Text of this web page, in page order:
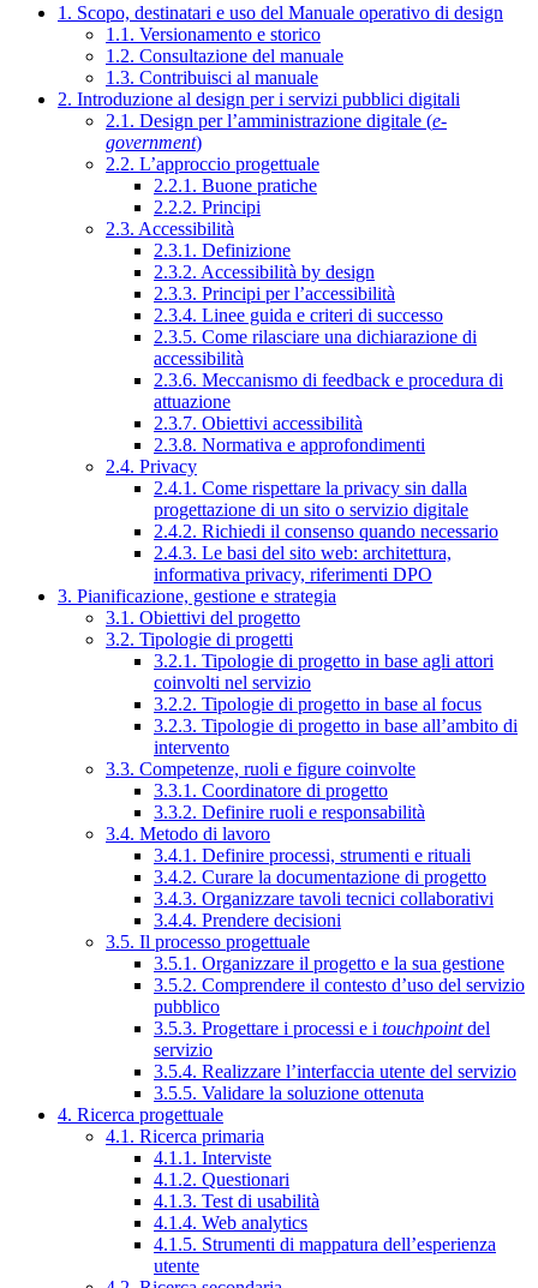
1. Scopo, destinatari e uso del Manuale operativo di design
1.1. Versionamento e storico
1.2. Consultazione del manuale
1.3. Contribuisci al manuale
2. Introduzione al design per i servizi pubblici digitali
2.1. Design per l’amministrazione digitale (e-
government)
2.2. L’approccio progettuale
2.2.1. Buone pratiche
2.2.2. Principi
2.3. Accessibilità
2.3.1. Definizione
2.3.2. Accessibilità by design
2.3.3. Principi per l’accessibilità
2.3.4. Linee guida e criteri di successo
2.3.5. Come rilasciare una dichiarazione di
accessibilità
2.3.6. Meccanismo di feedback e procedura di
attuazione
2.3.7. Obiettivi accessibilità
2.3.8. Normativa e approfondimenti
2.4. Privacy
2.4.1. Come rispettare la privacy sin dalla
progettazione di un sito o servizio digitale
2.4.2. Richiedi il consenso quando necessario
2.4.3. Le basi del sito web: architettura,
informativa privacy, riferimenti DPO
3. Pianificazione, gestione e strategia
3.1. Obiettivi del progetto
3.2. Tipologie di progetti
3.2.1. Tipologie di progetto in base agli attori
coinvolti nel servizio
3.2.2. Tipologie di progetto in base al focus
3.2.3. Tipologie di progetto in base all’ambito di
intervento
3.3. Competenze, ruoli e figure coinvolte
3.3.1. Coordinatore di progetto
3.3.2. Definire ruoli e responsabilità
3.4. Metodo di lavoro
3.4.1. Definire processi, strumenti e rituali
3.4.2. Curare la documentazione di progetto
3.4.3. Organizzare tavoli tecnici collaborativi
3.4.4. Prendere decisioni
3.5. Il processo progettuale
3.5.1. Organizzare il progetto e la sua gestione
3.5.2. Comprendere il contesto d’uso del servizio
pubblico
3.5.3. Progettare i processi e i touchpointdel
servizio
3.5.4. Realizzare l’interfaccia utente del servizio
3.5.5. Validare la soluzione ottenuta
4. Ricerca progettuale
4.1. Ricerca primaria
4.1.1. Interviste
4.1.2. Questionari
4.1.3. Test di usabilità
4.1.4. Web analytics
4.1.5. Strumenti di mappatura dell’esperienza
utente